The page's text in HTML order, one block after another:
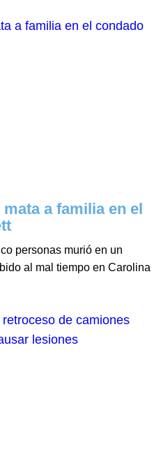
a familia en el
personas murió en un
al mal tiempo en Carolina